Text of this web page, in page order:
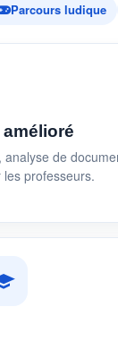
Parcours ludique
de
professeurs.